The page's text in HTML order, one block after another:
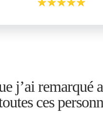
j’ai remarqué
ces